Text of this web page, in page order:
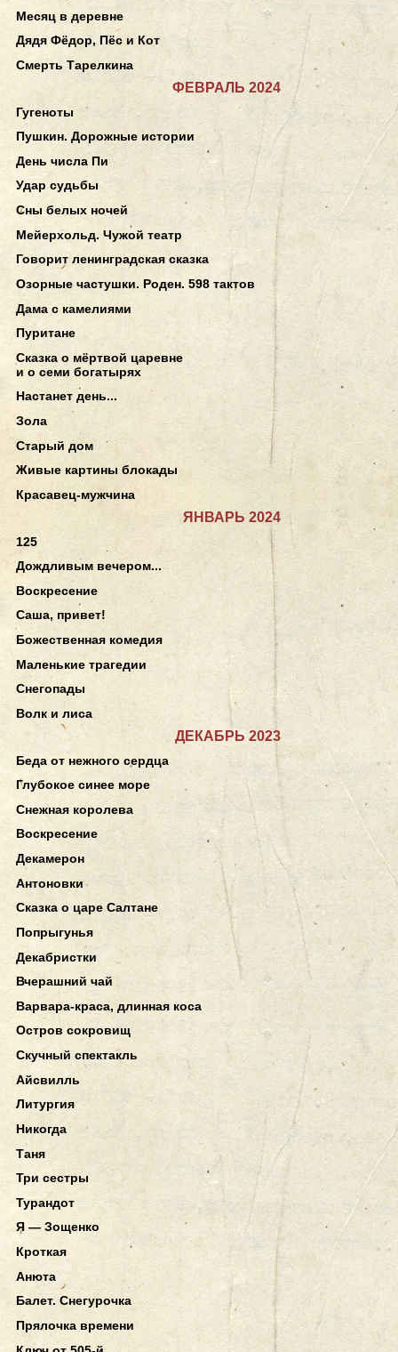
Месяц в деревне
Дядя Фёдор, Пёс и Кот
Смерть Тарелкина
ФЕВРАЛЬ 2024
Гугеноты
Пушкин. Дорожные истории
День числа Пи
Удар судьбы
Сны белых ночей
Мейерхольд. Чужой театр
Говорит ленинградская сказка
Озорные частушки. Роден. 598 тактов
Дама с камелиями
Пуритане
Сказка о мёртвой царевне
и о семи богатырях
Настанет день...
Зола
Старый дом
Живые картины блокады
Красавец-мужчина
ЯНВАРЬ 2024
125
Дождливым вечером...
Воскресение
Саша, привет!
Божественная комедия
Маленькие трагедии
Снегопады
Волк и лиса
ДЕКАБРЬ 2023
Беда от нежного сердца
Глубокое синее море
Снежная королева
Воскресение
Декамерон
Антоновки
Сказка о царе Салтане
Попрыгунья
Декабристки
Вчерашний чай
Варвара-краса, длинная коса
Остров сокровищ
Скучный спектакль
Айсвилль
Литургия
Никогда
Таня
Три сестры
Турандот
Я — Зощенко
Кроткая
Анюта
Балет. Снегурочка
Прялочка времени